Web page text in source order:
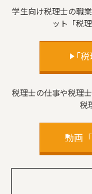
学生向け税理士の職
ット「税
「税
税理士の仕事や税理
税
動画